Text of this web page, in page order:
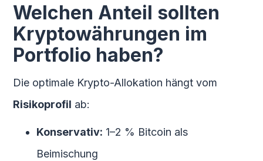
Welchen Anteil sollten
Kryptowährungen im
Portfolio haben?
Die optimale Krypto-Allokation hängt vom
Risikoprofil ab:
Konservativ: 1–2 % Bitcoin als
Beimischung